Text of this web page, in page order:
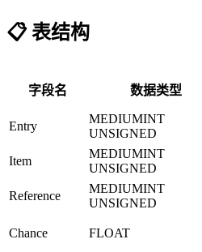
📋 表结构
字段名 数据类型
Entry
MEDIUMINT
UNSIGNED
Item
MEDIUMINT
UNSIGNED
Reference
MEDIUMINT
UNSIGNED
Chance FLOAT